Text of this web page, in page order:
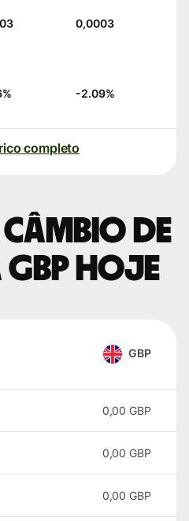
0,0003
% -2.09%
completo
de
GBP hoje
GBP
0,00 GBP
0,00 GBP
0,00 GBP